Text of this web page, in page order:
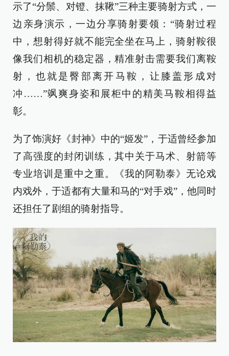
示了“分鬃、对镫、抹鞦”三种主要骑射方式，一
边亲身演示，一边分享骑射要领：“骑射过程
中，想射得好就不能完全坐在马上，骑射鞍很
像我们相机的稳定器，精准射击需要我们离鞍
射，也就是臀部离开马鞍，让膝盖形成对
冲……”飒爽身姿和展柜中的精美马鞍相得益
彰。
为了饰演好《封神》中的“姬发”，于适曾经参加
了高强度的封闭训练，其中关于马术、射箭等
专业培训是重中之重。《我的阿勒泰》无论戏
内戏外，于适都有大量和马的“对手戏”，他同时
还担任了剧组的骑射指导。